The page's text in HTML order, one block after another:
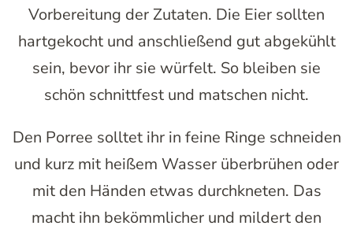
Vorbereitung der Zutaten. Die Eier sollten
hartgekocht und anschließend gut abgekühlt
sein, bevor ihr sie würfelt. So bleiben sie
schön schnittfest und matschen nicht.
Den Porree solltet ihr in feine Ringe schneiden
und kurz mit heißem Wasser überbrühen oder
mit den Händen etwas durchkneten. Das
macht ihn bekömmlicher und mildert den